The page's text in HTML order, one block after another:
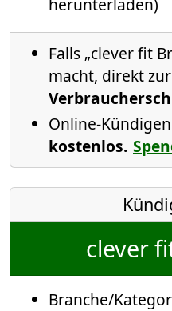
Falls „clever fit
macht, direkt
Online-
kostenlos.
clever
Branche/